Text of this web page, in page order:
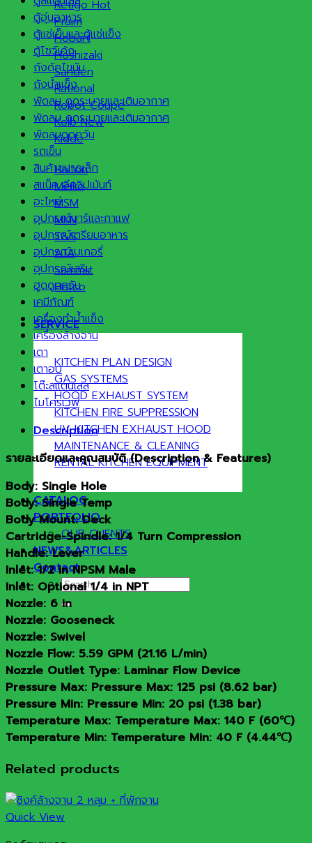
Retigo
Praim
Hobart
Hoshizaki
Sanden
Rational
Robot Coupe
Kolb
Kidde
Halton
Meiko
MSM
MKN
T&S
ATA
Sammic
Hatco
SERVICE
KITCHEN PLAN DESIGN
GAS SYSTEMS
HOOD EXHAUST SYSTEM
KITCHEN FIRE SUPPRESSION
UV KITCHEN EXHAUST HOOD
MAINTENANCE & CLEANING
RENTAL KITCHEN EQUIPMENT
CATALOG
PORTFOLIO
OUR CLIENTS
NEWS&ARTICLES
Contact
Search
for:
ตู้อุ่นอาหาร
ตู้แช่เย็นและตู้แช่แข็ง
ตู้โชว์เค้ก
ถังดักไขมัน
ถังน้ำแข็ง
พัดลม ดูดระบายและเติมอากาศ
พัดลม ดูดระบายและเติมอากาศ
พัดลมดูดควัน
รถเข็น
สินค้าขนาดเล็ก
สแน็ค อีควิปเม้นท์
อะไหล่
อุปกรณ์บาร์และกาแฟ
อุปกรณ์เตรียมอาหาร
อุปกรณ์เบเกอรี่
อุปกรณ์เสริม
ฮูดดูดควัน
เคมีภัณฑ์
เครื่องทำน้ำแข็ง
เครื่องล้างจาน
เตา
เตาอบ
โต๊ะสแตนเลส
ไมโครเวฟ
Description
รายละเอียดและคุณสมบัติ (Description & Features)
Body: Single Hole
Body: Single Temp
Body Mount: Deck
Cartridge-Spindle: 1/4 Turn Compression
Handle: Lever
Inlet: 1/2 in NPSM Male
Inlet: Optional 1/4 in NPT
Nozzle: 6 in
Nozzle: Gooseneck
Nozzle: Swivel
Nozzle Flow: 5.59 GPM (21.16 L/min)
Nozzle Outlet Type: Laminar Flow Device
Pressure Max: Pressure Max: 125 psi (8.62 bar)
Pressure Min: Pressure Min: 20 psi (1.38 bar)
Temperature Max: Temperature Max: 140 F (60℃)
Temperature Min: Temperature Min: 40 F (4.44℃)
Related products
Quick View